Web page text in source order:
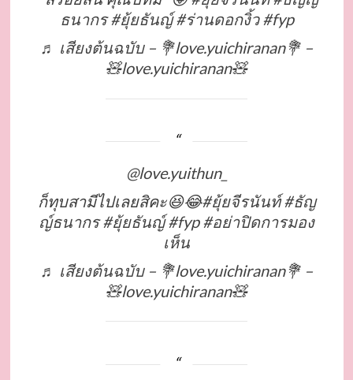
ธนากร #ยุ้ยธันญ์ #ร่านดอกงิ้ว #fyp
♬ เสียงต้นฉบับ – 💐love.yuichiranan💐 –
🧸love.yuichiranan🧸
@love.yuithun_
ก็ทุบสามีไปเลยสิคะ😆😂#ยุ้ยจีรนันท์ #ธัญ
ญ์ธนากร #ยุ้ยธันญ์ #fyp #อย่าปิดการมอง
เห็น
♬ เสียงต้นฉบับ – 💐love.yuichiranan💐 –
🧸love.yuichiranan🧸